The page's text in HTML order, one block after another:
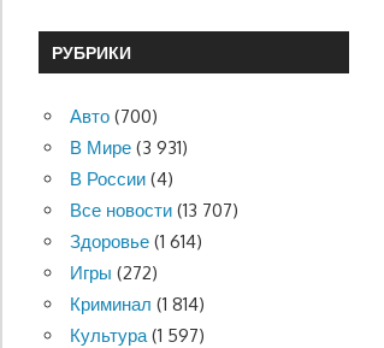
РУБРИКИ
Авто(700)
В Мире(3 931)
В России(4)
Все новости(13 707)
Здоровье(1 614)
Игры (272)
Криминал (1 814)
Культура(1 597)